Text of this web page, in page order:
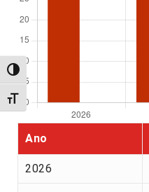
Alternar alto contraste
Alternar tamanho da fonte
Ano
2026